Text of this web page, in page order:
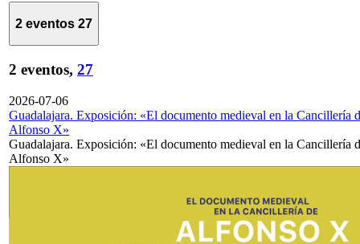
2 eventos 27
2 eventos, 27
2026-07-06
Guadalajara. Exposición: «El documento medieval en la Cancillería
Alfonso X»
Guadalajara. Exposición: «El documento medieval en la Cancillería
Alfonso X»